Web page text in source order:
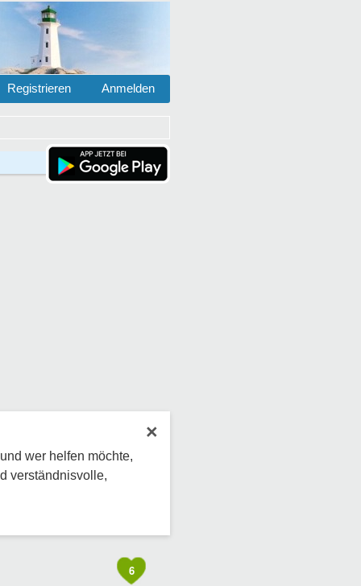
Anmelden
Registrieren
×
wer helfen möchte,
verständnisvolle,
6